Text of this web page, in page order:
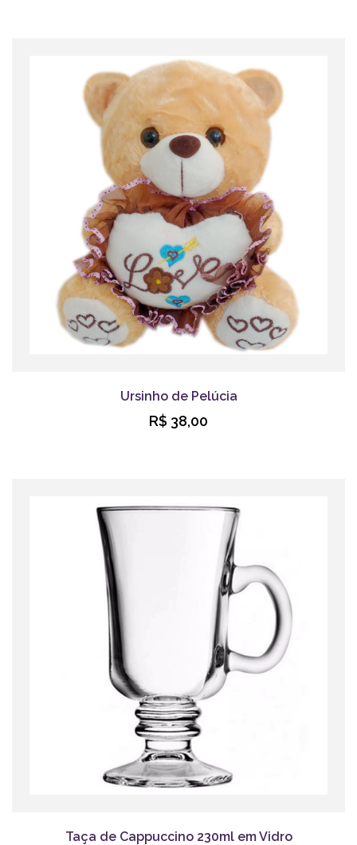
Ursinho de Pelúcia
R$ 38,00
Taça de Cappuccino 230ml em Vidro